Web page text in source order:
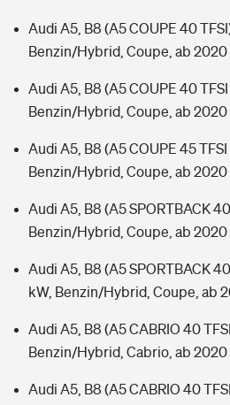
Audi A5, B8 (A5 COUPE 40
Benzin/Hybrid, Coupe, ab 2020
Audi A5, B8 (A5 COUPE 40
Benzin/Hybrid, Coupe, ab 2020
Audi A5, B8 (A5 COUPE 45 TFSI
Benzin/Hybrid, Coupe, ab 2020
Audi A5, B8 (A5 SPORTBACK
Benzin/Hybrid, Coupe, ab 2020
Audi A5, B8 (A5 SPORTBACK
kW, Benzin/Hybrid, Coupe, ab
Audi A5, B8 (A5 CABRIO 40
Benzin/Hybrid, Cabrio, ab 2020
Audi A5, B8 (A5 CABRIO 40